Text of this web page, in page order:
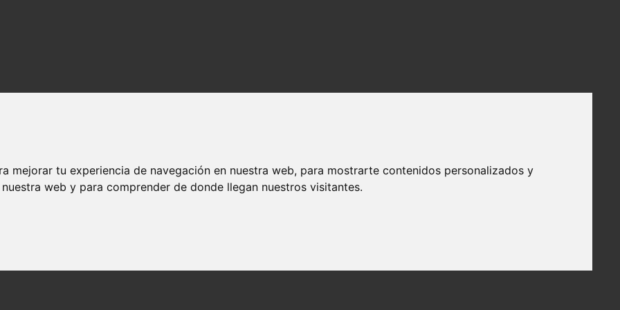
mejorar tu experiencia de navegación en nuestra web, para mostrarte contenidos personalizados y
web y para comprender de donde llegan nuestros visitantes.